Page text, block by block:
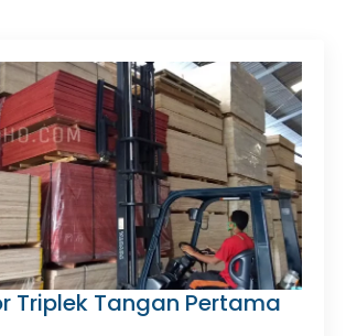
Triplek Tangan Pertama